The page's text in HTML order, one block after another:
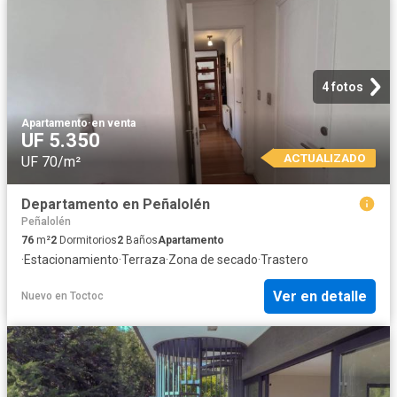
4 fotos
Apartamento·en venta
UF 5.350
UF 70/m² ACTUALIZADO
Departamento en Peñalolén
Peñalolén
76 m²2 Dormitorios2 BañosApartamento
·Estacionamiento·Terraza·Zona de secado·Trastero
Nuevo en Toctoc Ver en detalle